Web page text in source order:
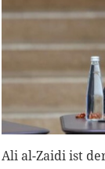
Ali al-Zaidi ist